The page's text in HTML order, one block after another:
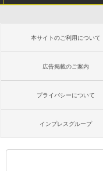
本サイトのご利用について
広告掲載のご案内
プライバシーについて
インプレスグループ